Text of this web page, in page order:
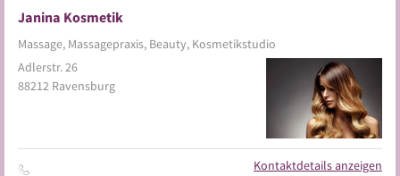
Janina Kosmetik
Massage, Massagepraxis, Beauty, Kosmetikstudio
Adlerstr. 26
88212 Ravensburg
Kontaktdetails anzeigen